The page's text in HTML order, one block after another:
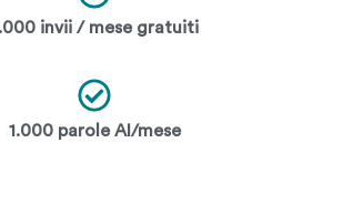
invii / mese gratuiti
1.000 parole AI/mese